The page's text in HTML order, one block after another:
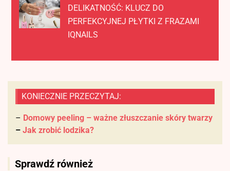
DELIKATNOŚĆ: KLUCZ DO
PERFEKCYJNEJ PŁYTKI Z FRAZAMI
IQNAILS
KONIECZNIE PRZECZYTAJ:
– Domowy peeling – ważne złuszczanie skóry twarzy
– Jak zrobić lodzika?
Sprawdź również